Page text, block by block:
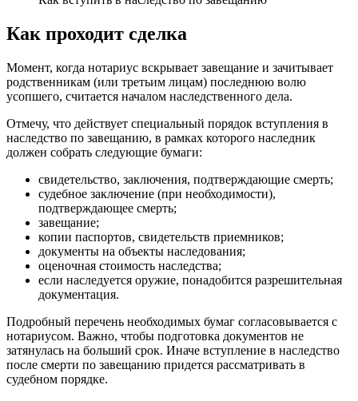
Как проходит сделка
Момент, когда нотариус вскрывает завещание и зачитывает
родственникам (или третьим лицам) последнюю волю
усопшего, считается началом наследственного дела.
Отмечу, что действует специальный порядок вступления в
наследство по завещанию, в рамках которого наследник
должен собрать следующие бумаги:
свидетельство, заключения, подтверждающие смерть;
судебное заключение (при необходимости),
подтверждающее смерть;
завещание;
копии паспортов, свидетельств приемников;
документы на объекты наследования;
оценочная стоимость наследства;
если наследуется оружие, понадобится разрешительная
документация.
Подробный перечень необходимых бумаг согласовывается с
нотариусом. Важно, чтобы подготовка документов не
затянулась на больший срок. Иначе вступление в наследство
после смерти по завещанию придется рассматривать в
судебном порядке.